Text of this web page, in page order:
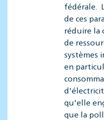
fédérale.
de ces
réduire la
de
systèmes
en
qu'elle
que la